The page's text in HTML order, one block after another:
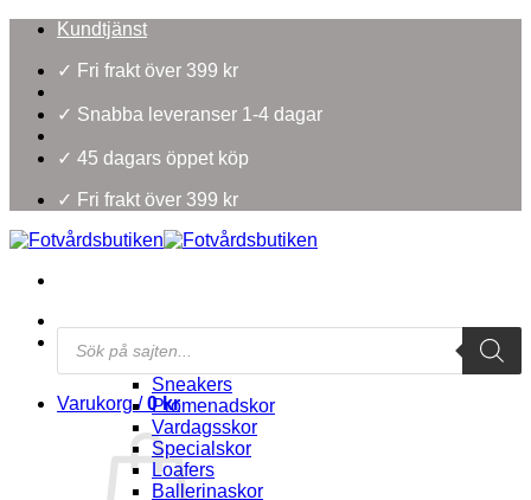
Skip
content
Kundtjänst
✓ Fri frakt över 399 kr
✓ Snabba leveranser 1-4 dagar
✓ 45 dagars öppet köp
✓ Fri frakt över 399 kr
Products
search
Varukorg /0kr
Damskor
Välj efter skotyp
Sneakers
Promenadskor
Vardagsskor
Specialskor
Loafers
Ballerinaskor